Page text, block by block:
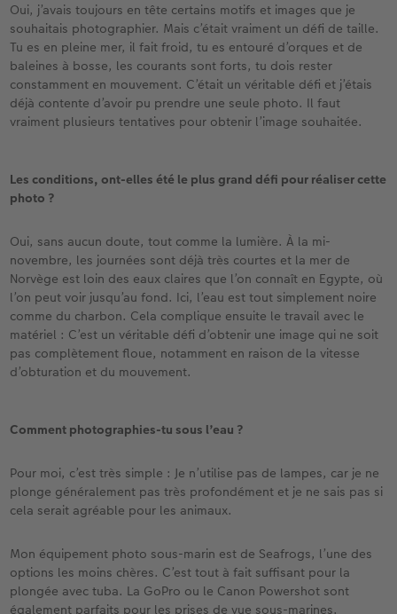
Oui, j’avais toujours en tête certains motifs et images que je
souhaitais photographier. Mais c’était vraiment un défi de taille.
Tu es en pleine mer, il fait froid, tu es entouré d’orques et de
baleines à bosse, les courants sont forts, tu dois rester
constamment en mouvement. C’était un véritable défi et j’étais
déjà contente d’avoir pu prendre une seule photo. Il faut
vraiment plusieurs tentatives pour obtenir l’image souhaitée.
Les conditions, ont-elles été le plus grand défi pour réaliser cette
photo ?
Oui, sans aucun doute, tout comme la lumière. À la mi-
novembre, les journées sont déjà très courtes et la mer de
Norvège est loin des eaux claires que l’on connaît en Egypte, où
l’on peut voir jusqu’au fond. Ici, l’eau est tout simplement noire
comme du charbon. Cela complique ensuite le travail avec le
matériel : C’est un véritable défi d’obtenir une image qui ne soit
pas complètement floue, notamment en raison de la vitesse
d’obturation et du mouvement.
Comment photographies-tu sous l’eau ?
Pour moi, c’est très simple : Je n’utilise pas de lampes, car je ne
plonge généralement pas très profondément et je ne sais pas si
cela serait agréable pour les animaux.
Mon équipement photo sous-marin est de Seafrogs, l’une des
options les moins chères. C’est tout à fait suffisant pour la
plongée avec tuba. La GoPro ou le Canon Powershot sont
également parfaits pour les prises de vue sous-marines.